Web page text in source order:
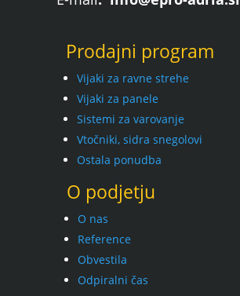
Prodajni program
Vijaki za ravne strehe
Vijaki za panele
Sistemi za varovanje
Vtočniki, sidra snegolovi
Ostala ponudba
O podjetju
O nas
Reference
Obvestila
Odpiralni čas